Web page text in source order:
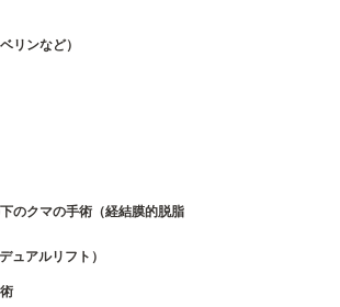
リンなど）
のクマの手術（経結膜的脱脂
ュアルリフト）